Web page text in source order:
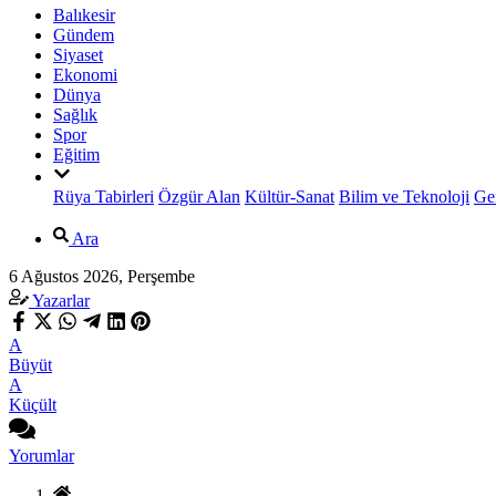
Balıkesir
Gündem
Siyaset
Ekonomi
Dünya
Sağlık
Spor
Eğitim
Rüya Tabirleri Özgür Alan Kültür-Sanat Bilim ve Teknoloji
Ara
6 Ağustos 2026, Perşembe
Yazarlar
A
Büyüt
A
Küçült
Yorumlar